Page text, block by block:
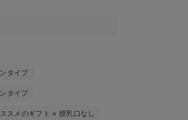
タイプ
タイプ
スメのギフト × 授乳口なし